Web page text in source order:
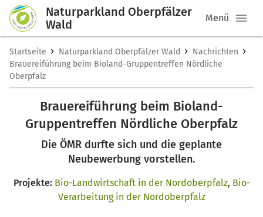
Naturparkland Oberpfälzer
Wald
Menü
Startseite › Naturparkland Oberpfälzer Wald › Nachrichten ›
Brauereiführung beim Bioland-Gruppentreffen Nördliche
Oberpfalz
Brauereiführung beim Bioland-
Gruppentreffen Nördliche Oberpfalz
Die ÖMR durfte sich und die geplante
Neubewerbung vorstellen.
Projekte: Bio-Landwirtschaft in der Nordoberpfalz, Bio-
Verarbeitung in der Nordoberpfalz